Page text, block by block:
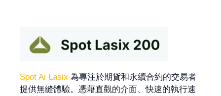
Spot Ai Lasix 為專注於期貨和永續合約的交易者
提供無縫體驗。憑藉直觀的介面、快速的執行速